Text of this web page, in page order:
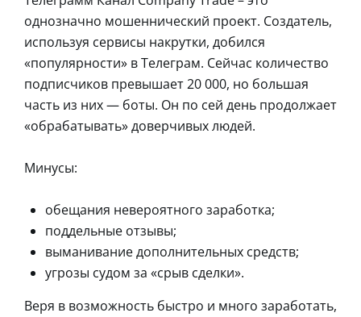
однозначно мошеннический проект. Создатель,
используя сервисы накрутки, добился
«популярности» в Телеграм. Сейчас количество
подписчиков превышает 20 000, но большая
часть из них — боты. Он по сей день продолжает
«обрабатывать» доверчивых людей.
Минусы:
обещания невероятного заработка;
поддельные отзывы;
выманивание дополнительных средств;
угрозы судом за «срыв сделки».
Веря в возможность быстро и много заработать,